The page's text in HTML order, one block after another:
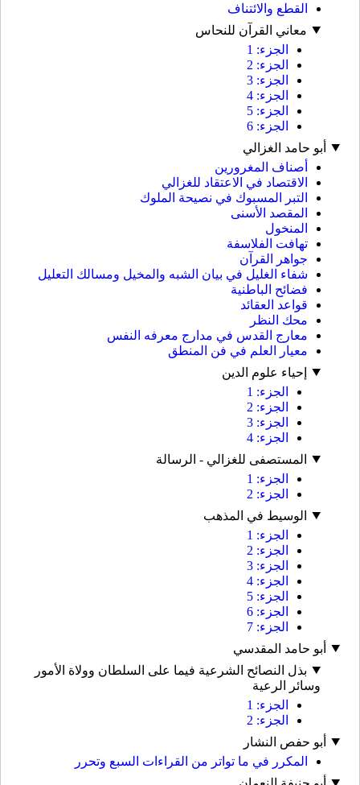
القطع والائتناف
معاني القرآن للنحاس
الجزء: 1
الجزء: 2
الجزء: 3
الجزء: 4
الجزء: 5
الجزء: 6
أبو حامد الغزالي
أصناف المغرورين
الاقتصاد في الاعتقاد للغزالي
التبر المسبوك في نصيحة الملوك
المقصد الأسنى
المنخول
تهافت الفلاسفة
جواهر القرآن
شفاء الغليل في بيان الشبه والمخيل ومسالك التعليل
فضائح الباطنية
قواعد العقائد
محك النظر
معارج القدس في مدارج معرفه النفس
معيار العلم في فن المنطق
إحياء علوم الدين
الجزء: 1
الجزء: 2
الجزء: 3
الجزء: 4
المستصفى للغزالي - الرسالة
الجزء: 1
الجزء: 2
الوسيط في المذهب
الجزء: 1
الجزء: 2
الجزء: 3
الجزء: 4
الجزء: 5
الجزء: 6
الجزء: 7
أبو حامد المقدسي
بذل النصائح الشرعية فيما على السلطان وولاة الأمور
وسائر الرعية
الجزء: 1
الجزء: 2
أبو حفص النشار
المكرر في ما تواتر من القراءات السبع وتحرر